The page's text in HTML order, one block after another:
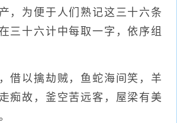
，为便于人们熟记这三十六条
三十六计中每取一字，依序组
以擒劫贼，鱼蛇海间笑，羊
痴故，釜空苦远客，屋梁有美